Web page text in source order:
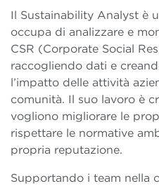
Il Sustainability Analyst è
occupa di analizzare e
CSR (Corporate Social
raccogliendo dati e
l’impatto delle attività
comunità. Il suo lavoro è
vogliono migliorare le
rispettare le normative
propria reputazione.
Supportando i team nella